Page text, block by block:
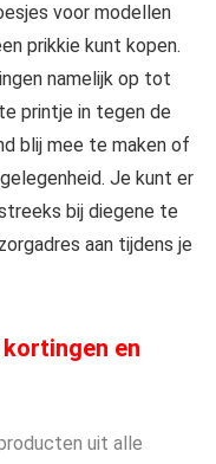
voor modellen
prikkie kunt kopen.
namelijk op tot
printje in tegen de
blij mee te maken of
Je kunt er
bij diegene te
aan tijdens je
en
uit alle